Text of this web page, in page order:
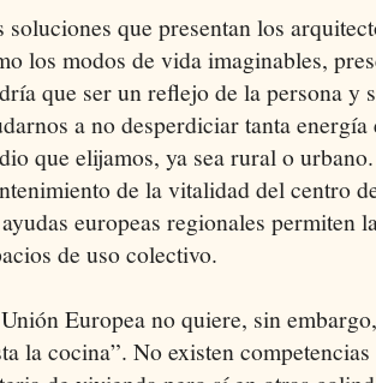
soluciones que presentan los
los modos de vida imaginables,
que ser un reflejo de la persona y
a no desperdiciar tanta
que elijamos, ya sea rural o
de la vitalidad del centro
europeas regionales permiten
de uso colectivo.
Europea no quiere, sin
la cocina”. No existen